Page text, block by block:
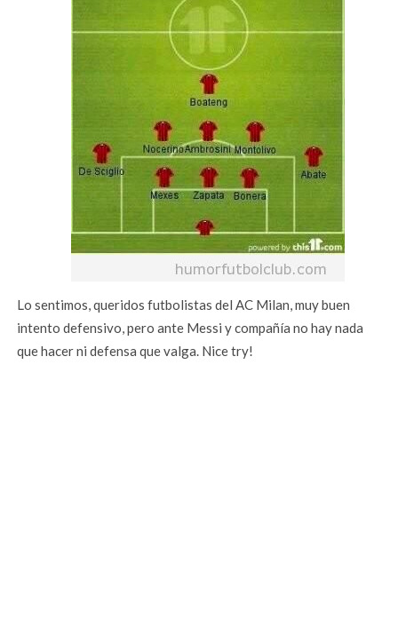
Lo sentimos, queridos futbolistas del AC Milan, muy buen
intento defensivo, pero ante Messi y compañía no hay nada
que hacer ni defensa que valga. Nice try!